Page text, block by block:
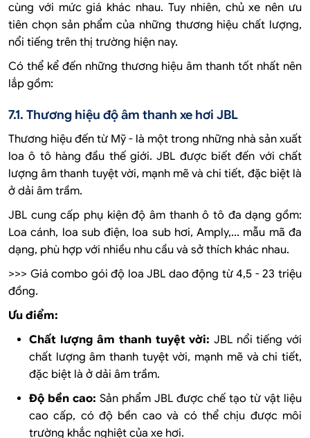
cùng với mức giá khác nhau. Tuy nhiên, chủ xe nên ưu
tiên chọn sản phẩm của những thương hiệu chất lượng,
nổi tiếng trên thị trường hiện nay.
Có thể kể đến những thương hiệu âm thanh tốt nhất nên
lắp gồm:
7.1. Thương hiệu độ âm thanh xe hơi JBL
Thương hiệu đến từ Mỹ - là một trong những nhà sản xuất
loa ô tô hàng đầu thế giới. JBL được biết đến với chất
lượng âm thanh tuyệt vời, mạnh mẽ và chi tiết, đặc biệt là
ở dải âm trầm.
JBL cung cấp phụ kiện độ âm thanh ô tô đa dạng gồm:
Loa cánh, loa sub điện, loa sub hơi, Amply,... mẫu mã đa
dạng, phù hợp với nhiều nhu cầu và sở thích khác nhau.
>>> Giá combo gói độ loa JBL dao động từ 4,5 - 23 triệu
đồng.
Ưu điểm:
Chất lượng âm thanh tuyệt vời: JBL nổi tiếng với
chất lượng âm thanh tuyệt vời, mạnh mẽ và chi tiết,
đặc biệt là ở dải âm trầm.
Độ bền cao: Sản phẩm JBL được chế tạo từ vật liệu
cao cấp, có độ bền cao và có thể chịu được môi
trường khắc nghiệt của xe hơi.